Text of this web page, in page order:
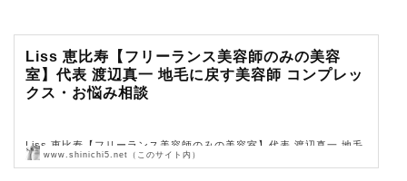
Liss 恵比寿【フリーランス美容師のみの美容
室】代表 渡辺真一 地毛に戻す美容師 コンプレッ
クス・お悩み相談
Liss 恵比寿【フリーランス美容師のみの美容室】代表 渡辺真一 地毛
に戻す美容師 コンプレックス・お悩み相談
www.shinichi5.net（このサイト内）